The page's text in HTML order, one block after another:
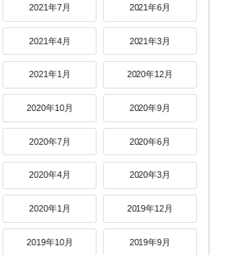
2021年7月 2021年6月
2021年4月 2021年3月
2021年1月 2020年12月
2020年10月 2020年9月
2020年7月 2020年6月
2020年4月 2020年3月
2020年1月 2019年12月
2019年10月 2019年9月